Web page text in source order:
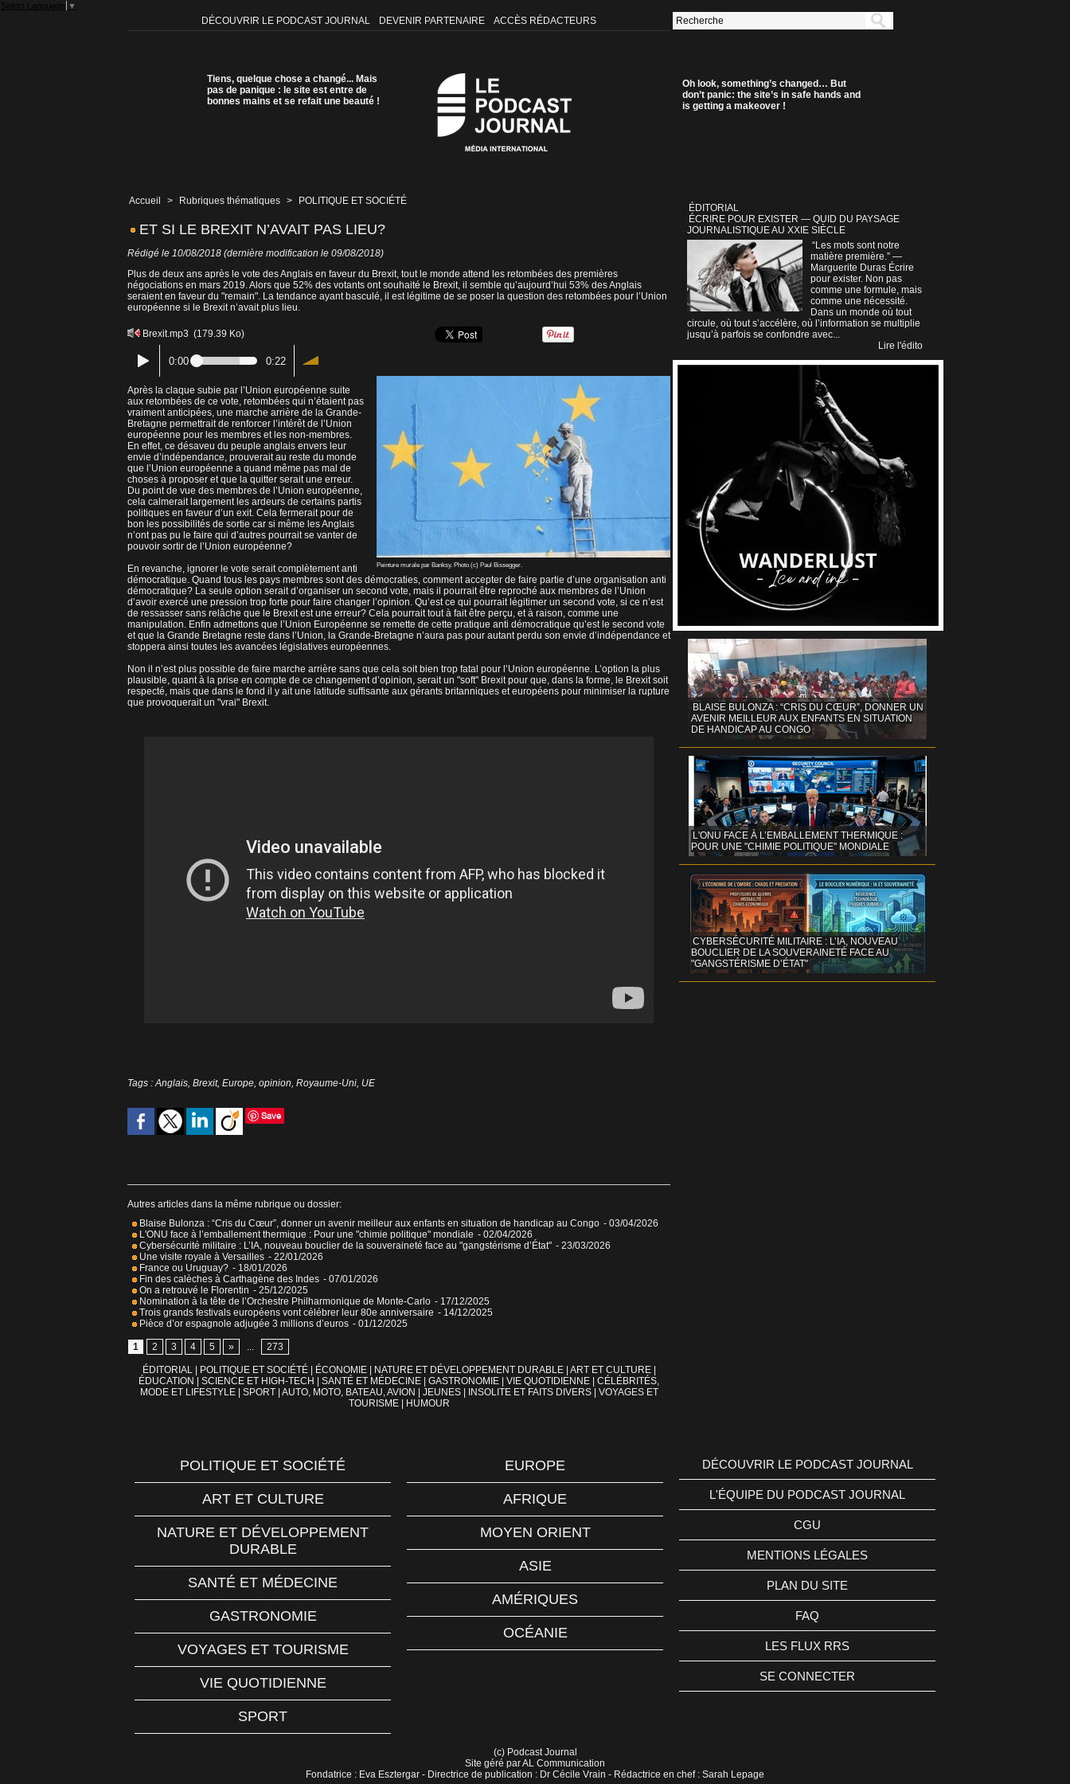
Select Language ▼
DÉCOUVRIR LE PODCAST JOURNAL DEVENIR PARTENAIRE ACCÈS RÉDACTEURS
Tiens, quelque chose a changé... Mais
pas de panique : le site est entre de
bonnes mains et se refait une beauté !
Oh look, something’s changed… But
don’t panic: the site’s in safe hands and
is getting a makeover !
Accueil > Rubriques thématiques > POLITIQUE ET SOCIÉTÉ
ET SI LE BREXIT N’AVAIT PAS LIEU?
Rédigé le 10/08/2018 (dernière modification le 09/08/2018)
Plus de deux ans après le vote des Anglais en faveur du Brexit, tout le monde attend les retombées des premières
négociations en mars 2019. Alors que 52% des votants ont souhaité le Brexit, il semble qu’aujourd’hui 53% des Anglais
seraient en faveur du "remain". La tendance ayant basculé, il est légitime de se poser la question des retombées pour l’Union
européenne si le Brexit n’avait plus lieu.
Peinture murale par Banksy. Photo (c) Paul Bissegger.
Brexit.mp3 (179.39 Ko)
0:00 0:22
Après la claque subie par l’Union européenne suite
aux retombées de ce vote, retombées qui n’étaient pas
vraiment anticipées, une marche arrière de la Grande-
Bretagne permettrait de renforcer l’intérêt de l’Union
européenne pour les membres et les non-membres.
En effet, ce désaveu du peuple anglais envers leur
envie d’indépendance, prouverait au reste du monde
que l’Union européenne a quand même pas mal de
choses à proposer et que la quitter serait une erreur.
Du point de vue des membres de l’Union européenne,
cela calmerait largement les ardeurs de certains partis
politiques en faveur d’un exit. Cela fermerait pour de
bon les possibilités de sortie car si même les Anglais
n’ont pas pu le faire qui d’autres pourrait se vanter de
pouvoir sortir de l’Union européenne?
En revanche, ignorer le vote serait complètement anti
démocratique. Quand tous les pays membres sont des démocraties, comment accepter de faire partie d’une organisation anti
démocratique? La seule option serait d’organiser un second vote, mais il pourrait être reproché aux membres de l’Union
d’avoir exercé une pression trop forte pour faire changer l’opinion. Qu’est ce qui pourrait légitimer un second vote, si ce n’est
de ressasser sans relâche que le Brexit est une erreur? Cela pourrait tout à fait être perçu, et à raison, comme une
manipulation. Enfin admettons que l’Union Européenne se remette de cette pratique anti démocratique qu’est le second vote
et que la Grande Bretagne reste dans l’Union, la Grande-Bretagne n’aura pas pour autant perdu son envie d’indépendance et
stoppera ainsi toutes les avancées législatives européennes.
Non il n’est plus possible de faire marche arrière sans que cela soit bien trop fatal pour l’Union européenne. L’option la plus
plausible, quant à la prise en compte de ce changement d’opinion, serait un "soft" Brexit pour que, dans la forme, le Brexit soit
respecté, mais que dans le fond il y ait une latitude suffisante aux gérants britanniques et européens pour minimiser la rupture
que provoquerait un "vrai" Brexit.
Tags :Anglais, Brexit, Europe, opinion, Royaume-Uni, UE
Save
Autres articles dans la même rubrique ou dossier:
Blaise Bulonza : “Cris du Cœur”, donner un avenir meilleur aux enfants en situation de handicap au Congo - 03/04/2026
L'ONU face à l’emballement thermique : Pour une "chimie politique" mondiale - 02/04/2026
Cybersécurité militaire : L’IA, nouveau bouclier de la souveraineté face au "gangstérisme d’État" - 23/03/2026
Une visite royale à Versailles - 22/01/2026
France ou Uruguay? - 18/01/2026
Fin des calèches à Carthagène des Indes - 07/01/2026
On a retrouvé le Florentin - 25/12/2025
Nomination à la tête de l’Orchestre Philharmonique de Monte-Carlo - 17/12/2025
Trois grands festivals européens vont célébrer leur 80e anniversaire - 14/12/2025
Pièce d’or espagnole adjugée 3 millions d’euros - 01/12/2025
1 2 3 4 5 » ... 273
ÉDITORIAL POLITIQUE ET SOCIÉTÉ ÉCONOMIE NATURE ET DÉVELOPPEMENT DURABLE ART ET CULTURE
ÉDUCATION
SCIENCE ET HIGH-TECH SANTÉ ET MÉDECINE GASTRONOMIE VIE QUOTIDIENNE
CÉLÉBRITÉS,
MODE ET LIFESTYLE
SPORT AUTO, MOTO, BATEAU, AVION JEUNES INSOLITE ET FAITS DIVERS
VOYAGES ET
TOURISME
HUMOUR
ÉDITORIAL
ÉCRIRE POUR EXISTER — QUID DU PAYSAGE
JOURNALISTIQUE AU XXIE SIÈCLE
“Les mots sont notre
matière première.” —
Marguerite Duras Écrire
pour exister. Non pas
comme une formule, mais
comme une nécessité.
Dans un monde où tout
circule, où tout s’accélère, où l’information se multiplie
jusqu’à parfois se confondre avec...
Lire l'édito
BLAISE BULONZA : “CRIS DU CŒUR”, DONNER UN
AVENIR MEILLEUR AUX ENFANTS EN SITUATION
DE HANDICAP AU CONGO
L'ONU FACE À L’EMBALLEMENT THERMIQUE :
POUR UNE "CHIMIE POLITIQUE" MONDIALE
CYBERSÉCURITÉ MILITAIRE : L’IA, NOUVEAU
BOUCLIER DE LA SOUVERAINETÉ FACE AU
"GANGSTÉRISME D’ÉTAT"
POLITIQUE ET SOCIÉTÉ
ART ET CULTURE
NATURE ET DÉVELOPPEMENT
DURABLE
SANTÉ ET MÉDECINE
GASTRONOMIE
VOYAGES ET TOURISME
VIE QUOTIDIENNE
SPORT
EUROPE
AFRIQUE
MOYEN ORIENT
ASIE
AMÉRIQUES
OCÉANIE
DÉCOUVRIR LE PODCAST JOURNAL
L'ÉQUIPE DU PODCAST JOURNAL
CGU
MENTIONS LÉGALES
PLAN DU SITE
FAQ
LES FLUX RRS
SE CONNECTER
(c) Podcast Journal
Site géré par AL Communication
Fondatrice : Eva Esztergar - Directrice de publication : Dr Cécile Vrain - Rédactrice en chef : Sarah Lepage